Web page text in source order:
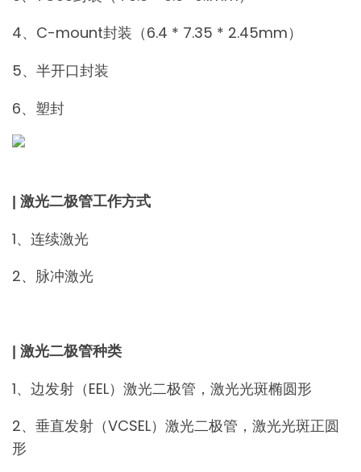
4、C-mount封装（6.4 * 7.35 * 2.45mm）
5、半开口封装
6、塑封
| 激光二极管工作方式
1、连续激光
2、脉冲激光
| 激光二极管种类
1、边发射（EEL）激光二极管，激光光斑椭圆形
2、垂直发射（VCSEL）激光二极管，激光光斑正圆
形